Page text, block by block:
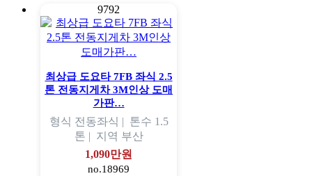
9792
최상급 도요타 7FB 좌식 2.5
톤 전동지게차 3M인상 도매
가판…
형식 전동좌식 | 톤수 1.5
톤 | 지역 부산
1,090만원
no.18969